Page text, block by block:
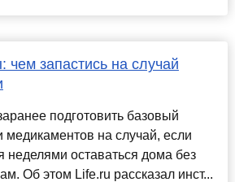
запастись на случай
подготовить базовый
медикаментов на случай, если
неделями оставаться дома без
Об этом Life.ru рассказал инст...